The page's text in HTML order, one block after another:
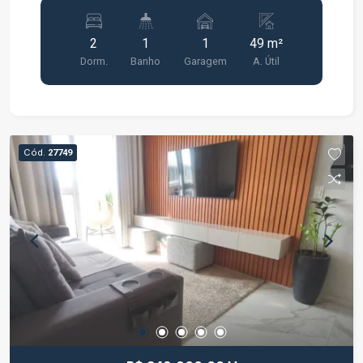
busca conforto, praticidade e segurança. O
imóvel conta com ambientes bem distribuídos,
proporcionando um espaço agradável para toda a
família. Características do imóvel: 2 quartos Sala
de estar Cozinha Banheiro social 1 vaga de
supermercados, escolas, farmácias, comércios e
diversos serviços, oferecendo mais comodidade
para o dia a dia. Uma excelente oportunidade para
quem deseja morar com conforto em um
condomínio bem localizado. Entre em contato
para mais informações ou agende uma visita.
2
Dorm.
1
Banho
1
Garagem
49 m²
A. Útil
Cód. 27749